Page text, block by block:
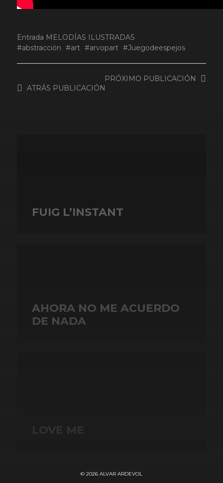
Entrada MELODÍAS ILUSTRADAS
abstracción
art arvopart Juegodeespejos
PRÓXIMO PUBLICACIÓN
ATRÁS PUBLICACIÓN
FUIG L’INSTANT
AHORA NO ME ACUERDO
DE NADA
© 2026 ALVAR ARDEVOL